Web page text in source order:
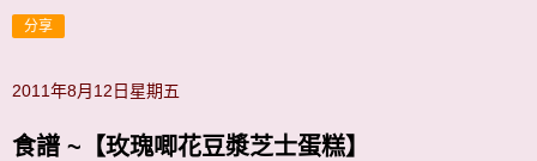
分享
2011年8月12日星期五
食譜 ~【玫瑰唧花豆漿芝士蛋糕】